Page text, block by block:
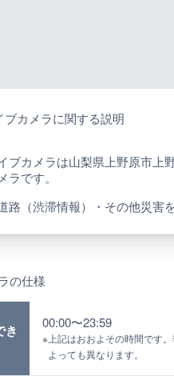
ブカメラに関する説明
ブカメラは山梨県上野原市上野
ラです。
路（渋滞情報）・その他災害
の仕様
き
00:00〜23:59
※ 上記はおおよその時間です
よっても異なります。